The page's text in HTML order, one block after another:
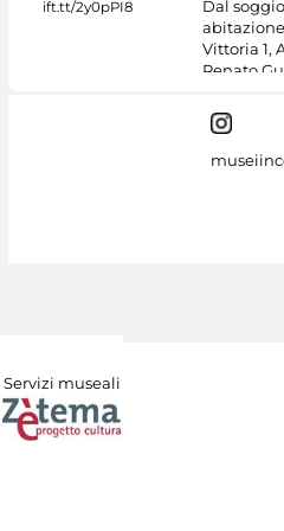
Dal
Vittoria 1,
Renato
Servizi museali